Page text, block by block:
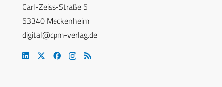
Carl-Zeiss-Straße 5
53340 Meckenheim
digital@cpm-verlag.de